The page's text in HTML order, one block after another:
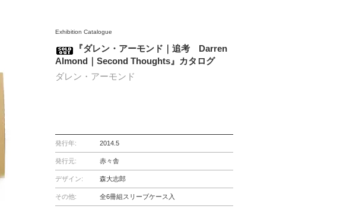
Exhibition Catalogue
『ダレン・アーモンド｜追考 Darren
Almond｜Second Thoughts』カタログ
ダレン・アーモンド
発行年: 2014.5
発行元: 赤々舎
デザイン: 森大志郎
その他: 全6冊組スリーブケース入